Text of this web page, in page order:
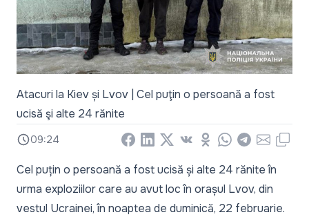
Atacuri la Kiev și Lvov | Cel puţin o persoană a fost
ucisă şi alte 24 rănite
09:24 Facebook
LinkedIn
X Vkontakte
Odnoklassniki
WhatsApp
Telegram
EmailCopy
Cel puțin o persoană a fost ucisă și alte 24 rănite în
urma exploziilor care au avut loc în orașul Lvov, din
vestul Ucrainei, în noaptea de duminică, 22 februarie.